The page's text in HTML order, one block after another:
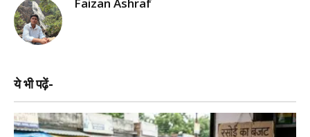
ये भी पढ़ें-